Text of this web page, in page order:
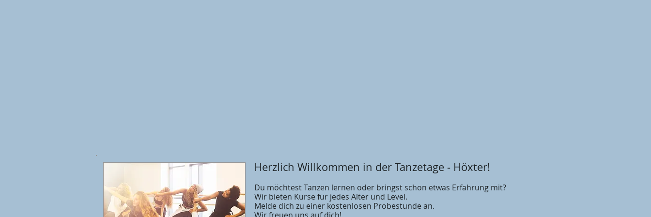
Herzlich Willkommen in der Tanzetage - Höxter!
Du möchtest Tanzen lernen oder bringst schon etwas Erfahrung mit?
Wir bieten Kurse für jedes Alter und Level.
Melde dich zu einer kostenlosen Probestunde an.